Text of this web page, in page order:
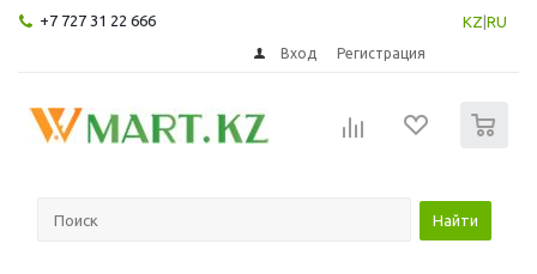
+7 727 31 22 666 KZ RU
Вход Регистрация
Найти